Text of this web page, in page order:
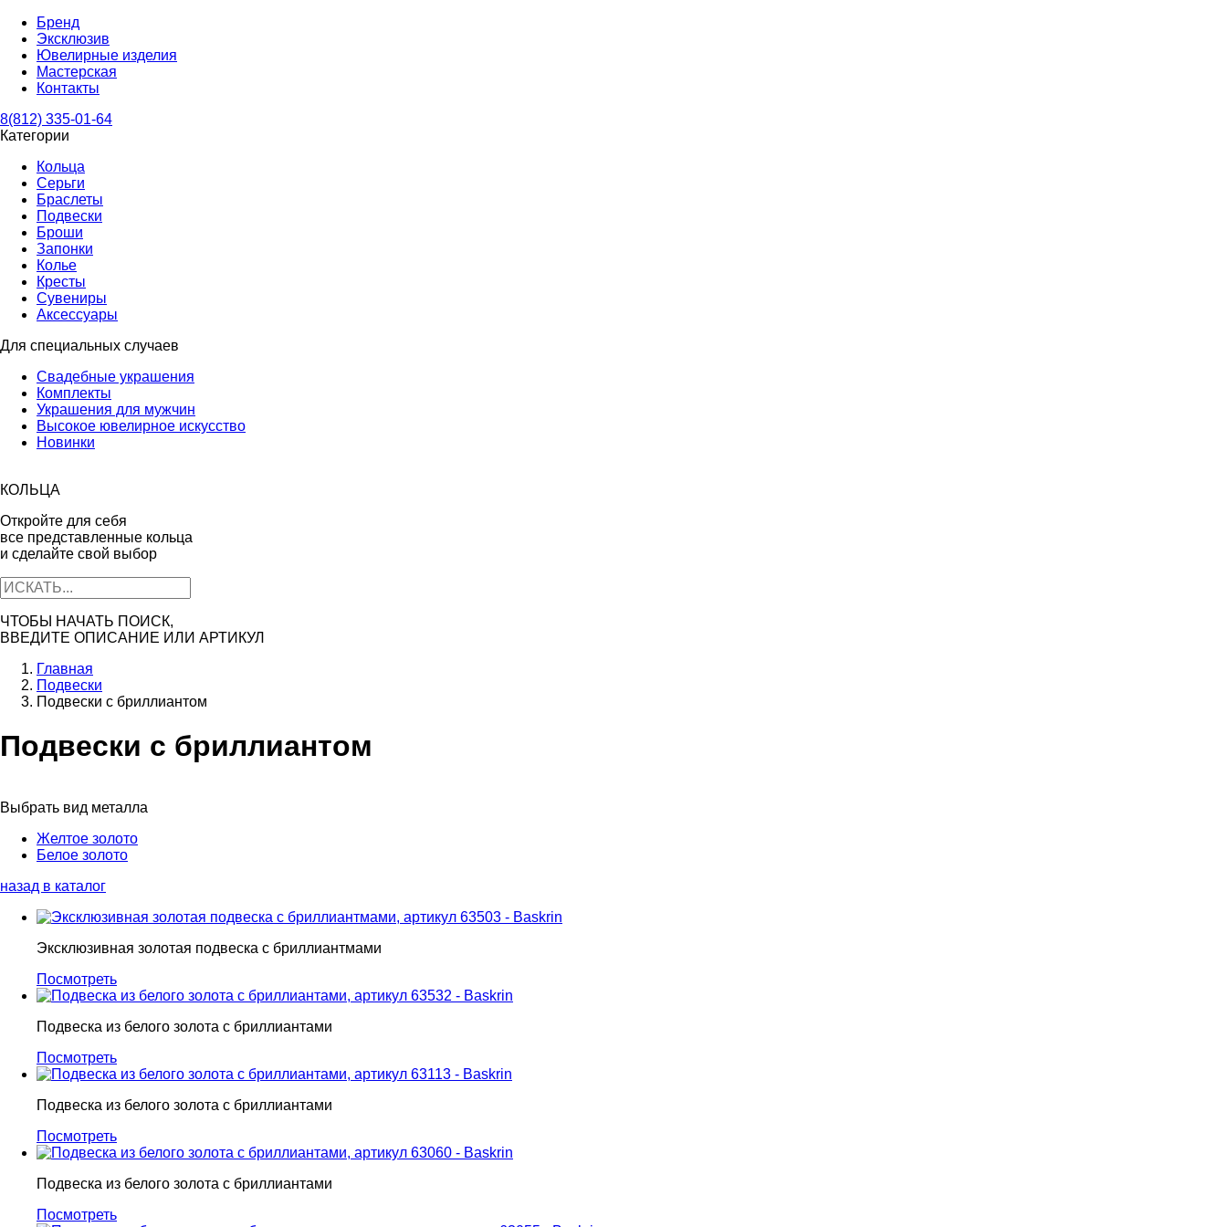
Бренд
Эксклюзив
Ювелирные изделия
Мастерская
Контакты
8(812) 335-01-64
Категории
Кольца
Серьги
Браслеты
Подвески
Броши
Запонки
Колье
Кресты
Сувениры
Аксессуары
Для специальных случаев
Свадебные украшения
Комплекты
Украшения для мужчин
Высокое ювелирное искусство
Новинки
КОЛЬЦА
Откройте для себя
все представленные кольца
и сделайте свой выбор
ЧТОБЫ НАЧАТЬ ПОИСК,
ВВЕДИТЕ ОПИСАНИЕ ИЛИ АРТИКУЛ
Главная
Подвески
Подвески c бриллиантом
Подвески c бриллиантом
Выбрать вид металла
Желтое золото
Белое золото
назад в каталог
Эксклюзивная золотая подвеска с бриллиантмами
Посмотреть
Подвеска из белого золота с бриллиантами
Посмотреть
Подвеска из белого золота с бриллиантами
Посмотреть
Подвеска из белого золота с бриллиантами
Посмотреть